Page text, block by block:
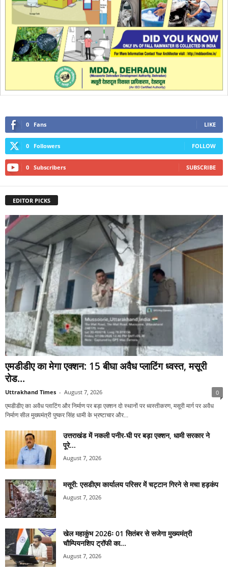
0 Fans LIKE
0 Followers FOLLOW
0 Subscribers SUBSCRIBE
EDITOR PICKS
एमडीडीए का मेगा एक्शन: 15 बीघा अवैध प्लाटिंग ध्वस्त, मसूरी
रोड...
Uttrakhand Times - August 7, 2026 0
एमडीडीए का अवैध प्लाटिंग और निर्माण पर बड़ा एक्शन दो स्थानों पर ध्वस्तीकरण, मसूरी मार्ग पर अवैध
निर्माण सील मुख्यमंत्री पुष्कर सिंह धामी के भ्रष्टाचार और...
उत्तराखंड में नकली पनीर-घी पर बड़ा एक्शन, धामी सरकार ने
पूरे...
August 7, 2026
मसूरी: एसडीएम कार्यालय परिसर में चट्टान गिरने से मचा हड़कंप
August 7, 2026
खेल महाकुंभ 2026ः 01 सितंबर से सजेगा मुख्यमंत्री
चौम्पियनशिप ट्रॉफी का...
August 7, 2026